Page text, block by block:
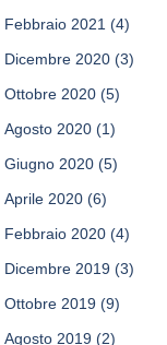
Febbraio 2021 (4)
Dicembre 2020 (3)
Ottobre 2020 (5)
Agosto 2020 (1)
Giugno 2020 (5)
Aprile 2020 (6)
Febbraio 2020 (4)
Dicembre 2019 (3)
Ottobre 2019 (9)
Agosto 2019 (2)